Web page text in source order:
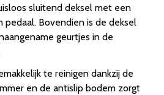
sluitend deksel met een
pedaal. Bovendien is de deksel
geurtjes in de
te reinigen dankzij de
en de antislip bodem zorgt